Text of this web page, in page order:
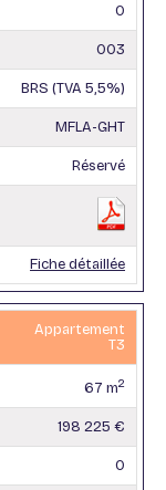
0
003
BRS (TVA 5,5%)
MFLA-GHT
Réservé
Fiche détaillée
Appartement
T3
67 m2
198 225 €
0